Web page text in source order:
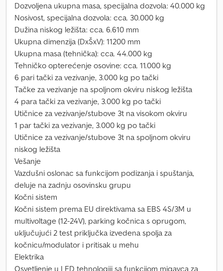
Dozvoljena ukupna masa, specijalna dozvola: 40.000 kg
Nosivost, specijalna dozvola: cca. 30.000 kg
Dužina niskog ležišta: cca. 6.610 mm
Ukupna dimenzija (DxŠxV): 11200 mm
Ukupna masa (tehnička): cca. 44.000 kg
Tehničko opterećenje osovine: cca. 11.000 kg
6 pari tački za vezivanje, 3.000 kg po tački
Tačke za vezivanje na spoljnom okviru niskog ležišta
4 para tački za vezivanje, 3.000 kg po tački
Utičnice za vezivanje/stubove 3t na visokom okviru
1 par tački za vezivanje, 3.000 kg po tački
Utičnice za vezivanje/stubove 3t na spoljnom okviru
niskog ležišta
Vešanje
Vazdušni oslonac sa funkcijom podizanja i spuštanja,
deluje na zadnju osovinsku grupu
Kočni sistem
Kočni sistem prema EU direktivama sa EBS 4S/3M u
multivoltage (12-24V), parking kočnica s oprugom,
uključujući 2 test priključka izvedena spolja za
kočnicu/modulator i pritisak u mehu
Elektrika
Osvetljenje u LED tehnologiji sa funkcijom migavca za